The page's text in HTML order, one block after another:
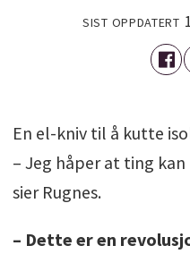
SIST OPPDATERT
En el-kniv til å kutte
– Jeg håper at ting
sier Rugnes.
– Dette er en